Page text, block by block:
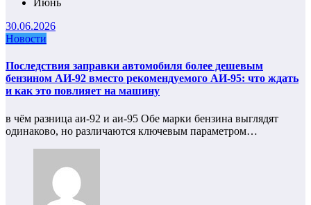
Июнь
30.06.2026
Новости
Последствия заправки автомобиля более дешевым
бензином АИ-92 вместо рекомендуемого АИ-95: что ждать
и как это повлияет на машину
в чём разница аи‑92 и аи‑95 Обе марки бензина выглядят
одинаково, но различаются ключевым параметром…